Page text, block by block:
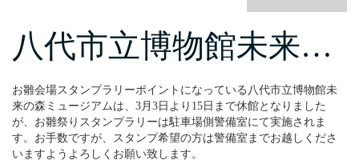
八代市立博物館未来…
お雛会場スタンプラリーポイントになっている八代市立博物館未
来の森ミュージアムは、3月3日より15日まで休館となりました
が、お雛祭りスタンプラリーは駐車場側警備室にて実施されま
す。お手数ですが、スタンプ希望の方は警備室までお越しくださ
いますようよろしくお願い致します。